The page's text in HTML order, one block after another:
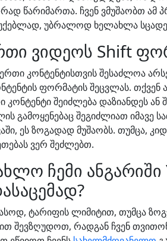
წარიმართა. ჩვენ ვმუშაობთ ამ
უბრალოდ ხელახლა
ვიდეოს Shift
კონტენტისთვის შესაძლოა
ფორმატის შეცვლას. თქვენ
კონტენტი შეიძლება დაზიანდეს
გამოყენებაც შეგიძლიათ იმავე
ეს ზოგადად მუშაობს. თუმცა,
ვერ შეძლებთ.
ჩემი ანგარიში
ტარიფის ლიმიტით, თუმცა
რადგან ჩვენ